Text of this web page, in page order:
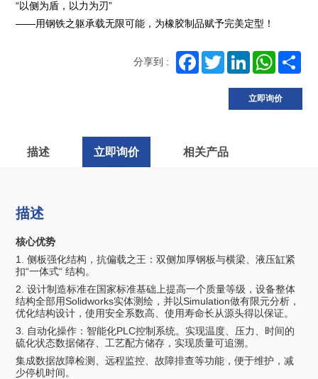
“以侧为盾，以力为刃”
——用钢铁之躯承载无限可能，为橡胶制品赋予完美定型！
立即询价
分享到 : Facebook
TwitterLinkedIn
描述 立即询价 相关产品
描述
核心优势
1. 侧板强化结构，抗偏载之王：双侧加厚钢板与横梁、液压缸紧
扣“一体式“ 结构。
2. 设计制造标准在国家标准基础上提⾼⼀个质量等级，设备整体
结构全部⽤Solidworks实体测绘，并以Simulation做有限元分析，
优化结构设计，使⽤安全系数⾼、使⽤寿命⻓从源头得以保证。
3. 自动化操作：智能化PLC控制系统。实现温度、压力、时间的
硫化状态数据储存、工艺配方储存，实现质量可追溯。
集成数据故障检测、远程监控、故障排查等功能，便于维护，减
少停机时间。